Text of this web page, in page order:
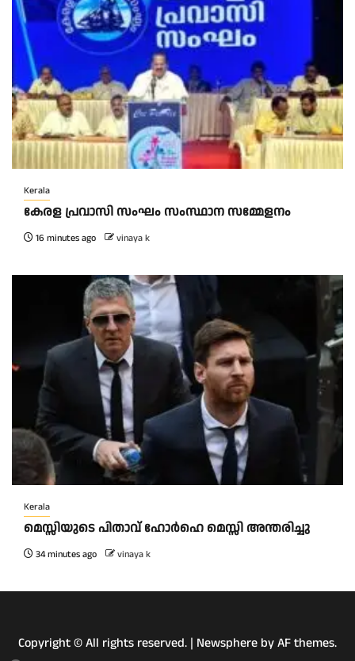
Kerala
കേരള പ്രവാസി സംഘം സംസ്ഥാന സമ്മേളനം
16 minutes ago vinaya k
Kerala
മെസ്സിയുടെ പിതാവ് ഹോർഹെ മെസ്സി അന്തരിച്ചു
34 minutes ago vinaya k
Copyright © All rights reserved. | Newsphere by AF themes.